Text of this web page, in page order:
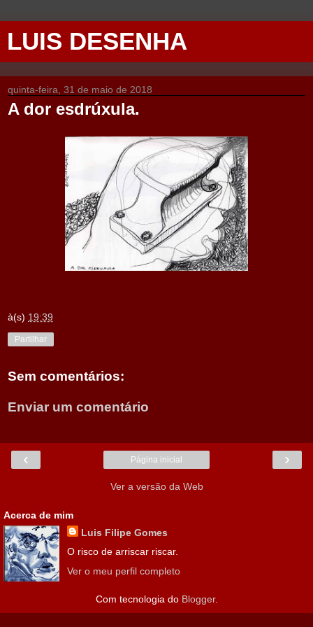
LUIS DESENHA
quinta-feira, 31 de maio de 2018
A dor esdrúxula.
à(s) 19:39
Partilhar
Sem comentários:
Enviar um comentário
‹ ›
Página inicial
Ver a versão da Web
Acerca de mim
Luis Filipe Gomes
O risco de arriscar riscar.
Ver o meu perfil completo
Com tecnologia do Blogger.